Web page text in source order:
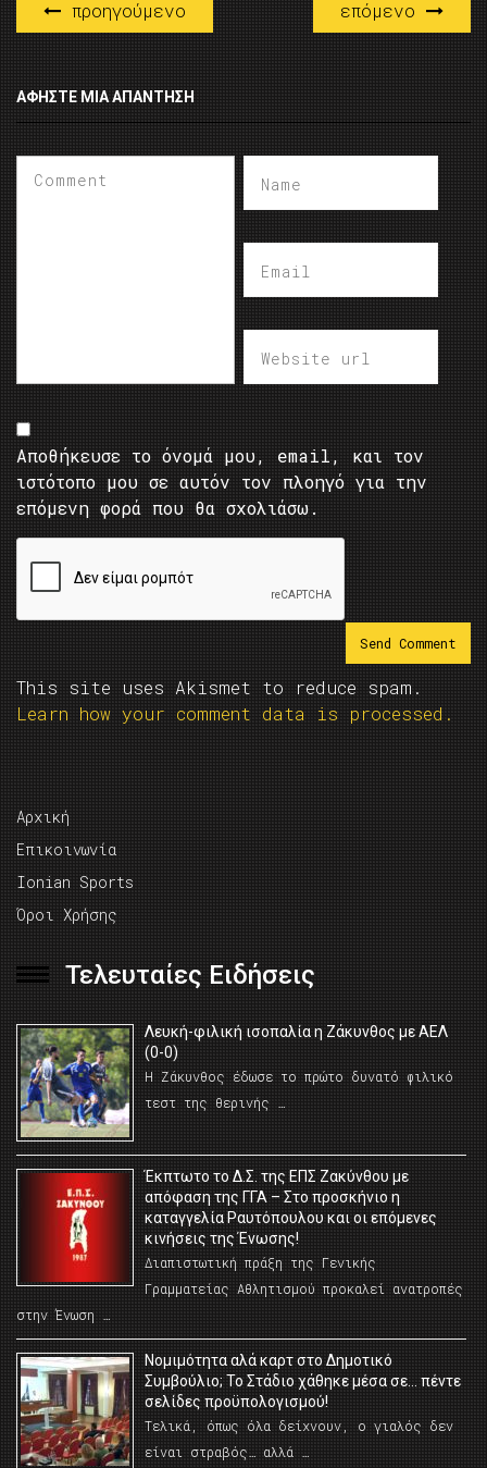
προηγούμενο επόμενο
ΑΦΉΣΤΕ ΜΙΑ ΑΠΆΝΤΗΣΗ
Αποθήκευσε το όνομά μου, email, και τον
ιστότοπο μου σε αυτόν τον πλοηγό για την
επόμενη φορά που θα σχολιάσω.
This site uses Akismet to reduce spam.
Learn how your comment data is processed.
Αρχική
Επικοινωνία
Ionian Sports
Όροι Χρήσης
Τελευταίες Ειδήσεις
Λευκή-φιλική ισοπαλία η Ζάκυνθος με ΑΕΛ
(0-0)
Η Ζάκυνθος έδωσε το πρώτο δυνατό φιλικό
τεστ της θερινής …
Έκπτωτο το Δ.Σ. της ΕΠΣ Ζακύνθου με
απόφαση της ΓΓΑ – Στο προσκήνιο η
καταγγελία Ραυτόπουλου και οι επόμενες
κινήσεις της Ένωσης!
Διαπιστωτική πράξη της Γενικής
Γραμματείας Αθλητισμού προκαλεί ανατροπές
στην Ένωση …
Νομιμότητα αλά καρτ στο Δημοτικό
Συμβούλιο; Το Στάδιο χάθηκε μέσα σε… πέντε
σελίδες προϋπολογισμού!
Τελικά, όπως όλα δείχνουν, ο γιαλός δεν
είναι στραβός… αλλά …